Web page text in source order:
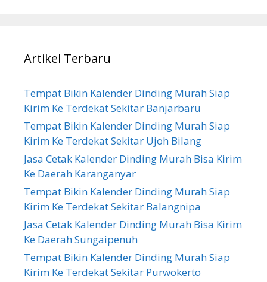
Artikel Terbaru
Tempat Bikin Kalender Dinding Murah Siap
Kirim Ke Terdekat Sekitar Banjarbaru
Tempat Bikin Kalender Dinding Murah Siap
Kirim Ke Terdekat Sekitar Ujoh Bilang
Jasa Cetak Kalender Dinding Murah Bisa Kirim
Ke Daerah Karanganyar
Tempat Bikin Kalender Dinding Murah Siap
Kirim Ke Terdekat Sekitar Balangnipa
Jasa Cetak Kalender Dinding Murah Bisa Kirim
Ke Daerah Sungaipenuh
Tempat Bikin Kalender Dinding Murah Siap
Kirim Ke Terdekat Sekitar Purwokerto